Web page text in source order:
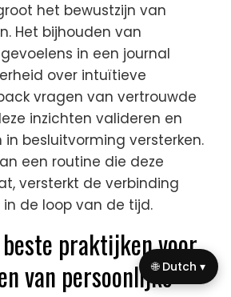
het bewustzijn van
Het bijhouden van
in een journal
over intuïtieve
vragen van vertrouwde
inzichten valideren en
besluitvorming versterken.
een routine die deze
versterkt de verbinding
de loop van de tijd.
praktijken voor
van persoonlijke🌐 Dutch ▾